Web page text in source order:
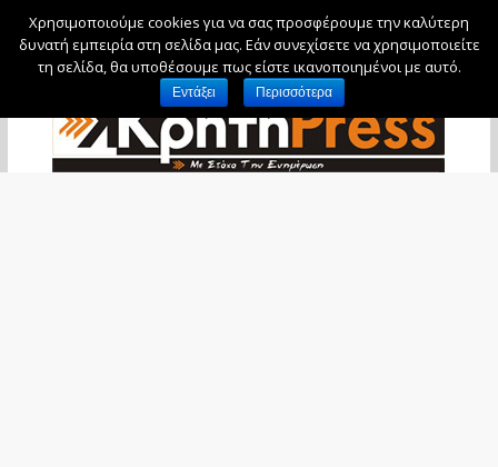
Πέμπτη, 6 Αυγούστου, 2026
Χρησιμοποιούμε cookies για να σας προσφέρουμε την καλύτερη
δυνατή εμπειρία στη σελίδα μας. Εάν συνεχίσετε να χρησιμοποιείτε
τη σελίδα, θα υποθέσουμε πως είστε ικανοποιημένοι με αυτό.
Εντάξει Περισσότερα